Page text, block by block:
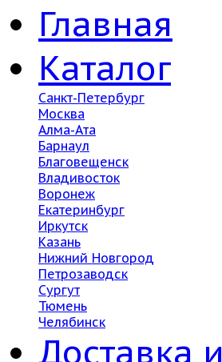
Главная
Каталог
Санкт-Петербург
Москва
Алма-Ата
Барнаул
Благовещенск
Владивосток
Воронеж
Екатеринбург
Иркутск
Казань
Нижний Новгород
Петрозаводск
Сургут
Тюмень
Челябинск
Доставка